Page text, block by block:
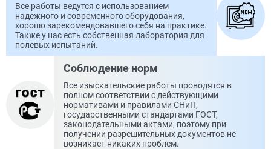
Все работы ведутся с использованием
надежного и современного оборудования,
хорошо зарекомендовавшего себя на практике.
Также у нас есть собственная лаборатория для
полевых испытаний.
Соблюдение норм
Все изыскательские работы проводятся в
полном соответствии с действующими
нормативами и правилами СНиП,
государственными стандартами ГОСТ,
законодательными актами, поэтому при
получении разрешительных документов не
возникает никаких проблем.